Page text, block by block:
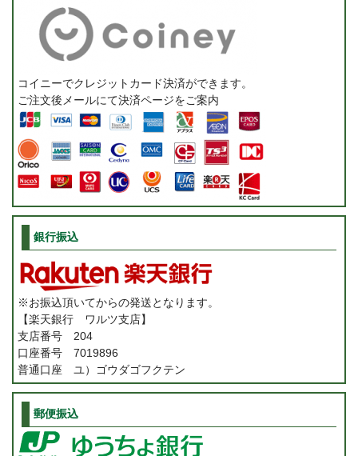
コイニーでクレジットカード決済ができます。
ご注文後メールにて決済ページをご案内
銀行振込
※お振込頂いてからの発送となります。
【楽天銀行 ワルツ支店】
支店番号 204
口座番号 7019896
普通口座 ユ）ゴウダゴフクテン
郵便振込